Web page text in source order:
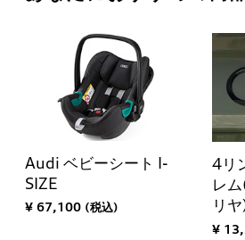
Audi ベビーシート I-
SIZE
¥ 67,100 (税込)
4リ
レ
リ
¥